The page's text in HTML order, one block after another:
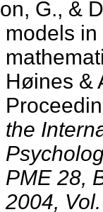
G., &
models
Høines &
the
PME 28,
2004,